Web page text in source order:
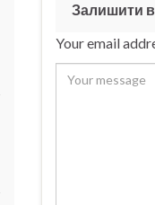
Залишити
Your email